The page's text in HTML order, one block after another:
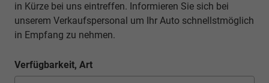
in Kürze bei uns eintreffen. Informieren Sie sich bei
unserem Verkaufspersonal um Ihr Auto schnellstmöglich
in Empfang zu nehmen.
Verfügbarkeit, Art